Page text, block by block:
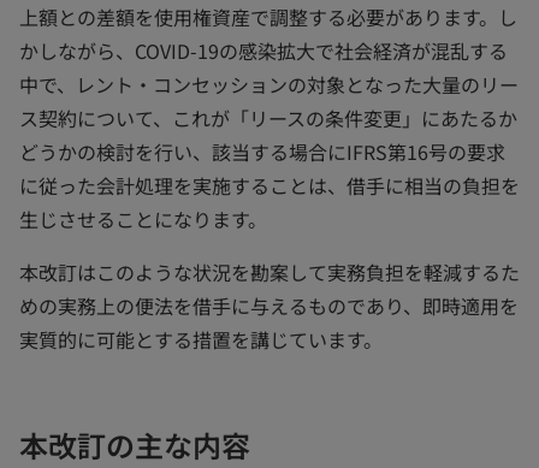
上額との差額を使用権資産で調整する必要があります。し
かしながら、COVID-19の感染拡大で社会経済が混乱する
中で、レント・コンセッションの対象となった大量のリー
ス契約について、これが「リースの条件変更」にあたるか
どうかの検討を行い、該当する場合にIFRS第16号の要求
に従った会計処理を実施することは、借手に相当の負担を
生じさせることになります。
本改訂はこのような状況を勘案して実務負担を軽減するた
めの実務上の便法を借手に与えるものであり、即時適用を
実質的に可能とする措置を講じています。
本改訂の主な内容